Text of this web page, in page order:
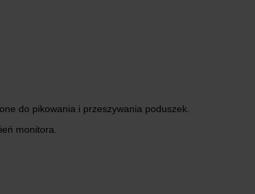
do pikowania i przeszywania poduszek.
monitora.